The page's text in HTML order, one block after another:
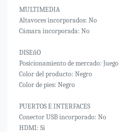
MULTIMEDIA
Altavoces incorporados: No
Cámara incorporada: No
DISEñO
Posicionamiento de mercado: Juego
Color del producto: Negro
Color de pies: Negro
PUERTOS E INTERFACES
Conector USB incorporado: No
HDMI: Si